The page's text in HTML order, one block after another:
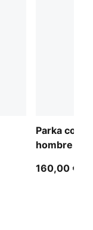
Parka con
hombre
160,00 €